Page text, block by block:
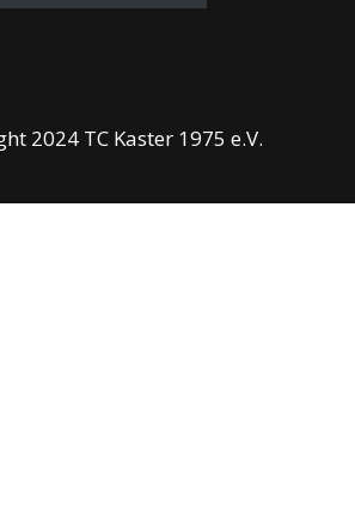
2024 TC Kaster 1975 e.V.